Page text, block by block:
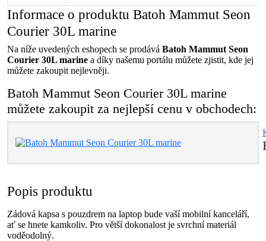
Informace o produktu Batoh Mammut Seon
Courier 30L marine
Na níže uvedených eshopech se prodává Batoh Mammut Seon
Courier 30L marine a díky našemu portálu můžete zjistit, kde jej
můžete zakoupit nejlevněji.
Batoh Mammut Seon Courier 30L marine
můžete zakoupit za nejlepší cenu v obchodech:
Popis produktu
Zádová kapsa s pouzdrem na laptop bude vaší mobilní kanceláří,
ať se hnete kamkoliv. Pro větší dokonalost je svrchní materiál
voděodolný.